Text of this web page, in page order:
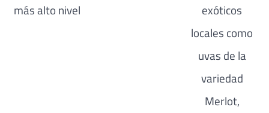
más alto nivel
exóticos
locales como
uvas de la
variedad
Merlot,